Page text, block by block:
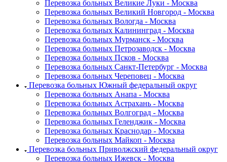
Перевозка больных Великие Луки - Москва
Перевозка больных Великий Новгород - Москва
Перевозка больных Вологда - Москва
Перевозка больных Калининград - Москва
Перевозка больных Мурманск - Москва
Перевозка больных Петрозаводск - Москва
Перевозка больных Псков - Москва
Перевозка больных Санкт-Петербург - Москва
Перевозка больных Череповец - Москва
Перевозка больных Южный федеральный округ
Перевозка больных Анапа - Москва
Перевозка больных Астрахань - Москва
Перевозка больных Волгоград - Москва
Перевозка больных Геленджик - Москва
Перевозка больных Краснодар - Москва
Перевозка больных Майкоп - Москва
Перевозка больных Приволжский федеральный округ
Перевозка больных Ижевск - Москва